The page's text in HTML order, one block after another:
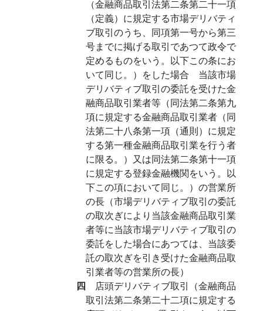
（金融商品取引法第二条第二十一項
（定義）に規定する市場デリバティ
ブ取引のうち、同項第一号から第三
号までに掲げる取引であつて政令で
定めるものをいう。以下この条にお
いて同じ。）をした場合 当該市場
デリバティブ取引の委託を受けた金
融商品取引業者等（同法第二条第九
項に規定する金融商品取引業者（同
法第二十八条第一項（通則）に規定
する第一種金融商品取引業を行う者
に限る。）又は同法第二条第十一項
に規定する登録金融機関をいう。以
下この項において同じ。）の営業所
の長（市場デリバティブ取引の委託
の取次ぎにより当該金融商品取引業
者等に当該市場デリバティブ取引の
委託をした場合にあつては、当該委
託の取次ぎを引き受けた金融商品取
引業者等の営業所の長）
四 店頭デリバティブ取引（金融商品
取引法第二条第二十二項に規定する